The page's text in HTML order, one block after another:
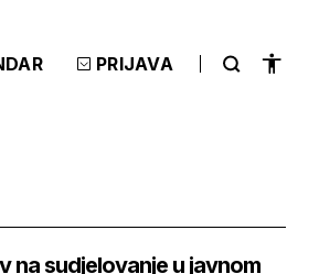
PRIJAVA
na sudjelovanje u javnom